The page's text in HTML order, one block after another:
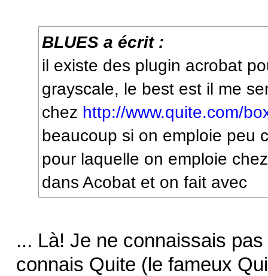
BLUES a écrit :
il existe des plugin acrobat
grayscale, le best est il me
chez http://www.quite.com/
beaucoup si on emploie peu
pour laquelle on emploie
dans Acobat et on fait avec
... Là! Je ne connaissais
connais Quite (le fameux